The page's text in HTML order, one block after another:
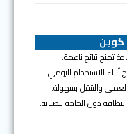
كوين
تمنح نتائج ناعمة.
الاستخدام اليومي.
والتنقل بسهولة.
دون الحاجة للصيانة.